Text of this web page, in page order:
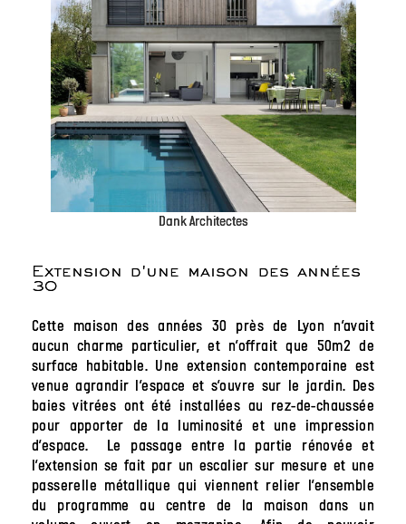
Dank Architectes
Extension d'une maison des années
30
Cette maison des années 30 près de Lyon n’avait
aucun charme particulier, et n’offrait que 50m2 de
surface habitable. Une extension contemporaine est
venue agrandir l’espace et s’ouvre sur le jardin. Des
baies vitrées ont été installées au rez-de-chaussée
pour apporter de la luminosité et une impression
d’espace. Le passage entre la partie rénovée et
l’extension se fait par un escalier sur mesure et une
passerelle métallique qui viennent relier l’ensemble
du programme au centre de la maison dans un